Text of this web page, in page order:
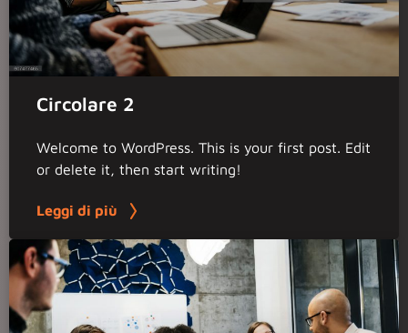
Circolare 2
Welcome to WordPress. This is your first post. Edit
or delete it, then start writing!
Leggi di più